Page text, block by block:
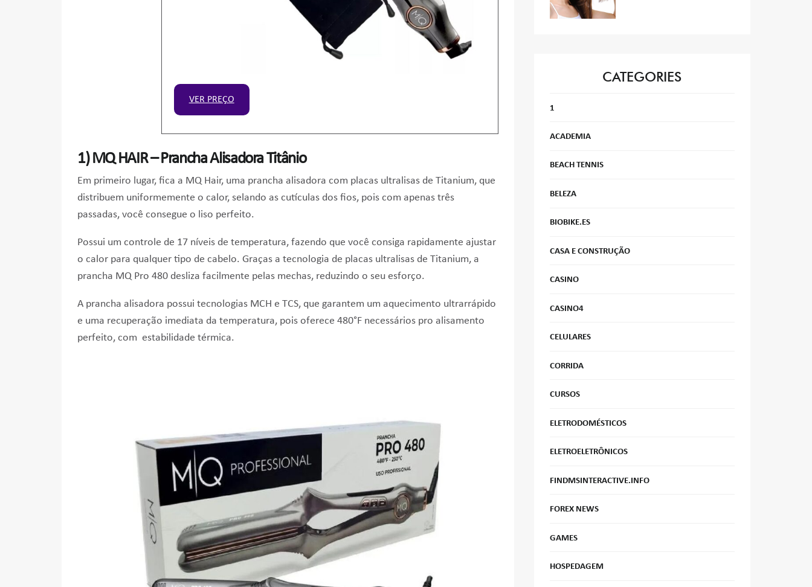
VER PREÇO
1)MQ HAIR – Prancha Alisadora Titânio
Em primeiro lugar, fica a MQ Hair, uma prancha alisadora com placas ultralisas de Titanium, que
distribuem uniformemente o calor, selando as cutículas dos fios, pois com apenas três
passadas, você consegue o liso perfeito.
Possui um controle de 17 níveis de temperatura, fazendo que você consiga rapidamente ajustar
o calor para qualquer tipo de cabelo. Graças a tecnologia de placas ultralisas de Titanium, a
prancha MQ Pro 480 desliza facilmente pelas mechas, reduzindo o seu esforço.
A prancha alisadora possui tecnologias MCH e TCS, que garantem um aquecimento ultrarrápido
e uma recuperação imediata da temperatura, pois oferece 480°F necessários pro alisamento
perfeito, com estabilidade térmica.
CATEGORIES
1
ACADEMIA
BEACH TENNIS
BELEZA
BIOBIKE.ES
CASA E CONSTRUÇÃO
CASINO
CASINO4
CELULARES
CORRIDA
CURSOS
ELETRODOMÉSTICOS
ELETROELETRÔNICOS
FINDMSINTERACTIVE.INFO
FOREX NEWS
GAMES
HOSPEDAGEM